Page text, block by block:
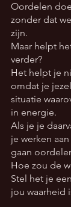
Oordelen
zonder dat
zijn.
Maar helpt
verder?
Het helpt je
omdat je
situatie
in energie.
Als je je
je werken
gaan
Hoe zou de
Stel het je
jou waarheid